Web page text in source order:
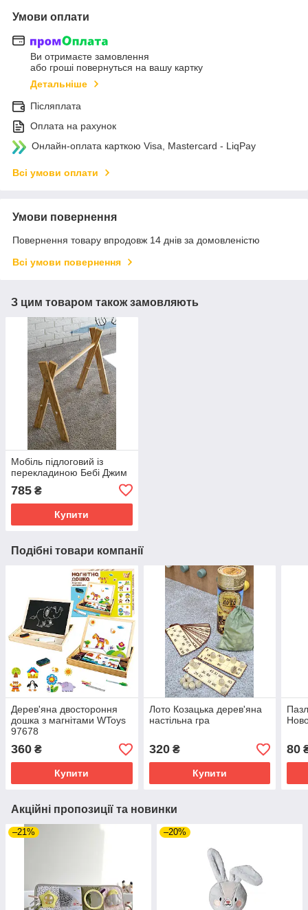
Умови оплати
Ви отримаєте замовлення
або гроші повернуться на вашу картку
Детальніше
Післяплата
Оплата на рахунок
Онлайн-оплата карткою Visa, Mastercard - LiqPay
Всі умови оплати
Умови повернення
Повернення товару впродовж 14 днів за домовленістю
Всі умови повернення
З цим товаром також замовляють
Мобіль підлоговий із
перекладиною Бебі Джим
785 ₴
Купити
Подібні товари компанії
Дерев'яна двостороння
дошка з магнітами WToys
97678
360 ₴
Купити
Лото Козацька дерев'яна
настільна гра
320₴
Купити
80
Акційні пропозиції та новинки
–21% –20%